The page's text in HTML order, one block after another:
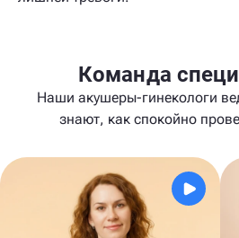
Команда
Наши акушеры-гинекологи
знают, как спокойно